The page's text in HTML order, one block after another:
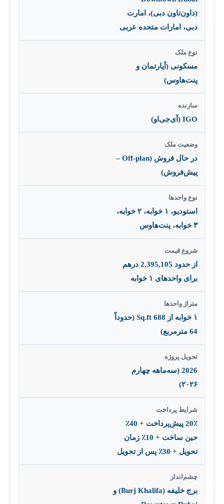
(داون‌تاون دبی)، امارت
دبی، امارات متحده عربی
نوع ملک
مسکونی (آپارتمان و
پنت‌هاوس)
سازنده
IGO (آی‌جی‌او)
وضعیت ملک
در حال فروش (Off-plan –
پیش‌فروش)
نوع واحدها
استودیو، ۱ خوابه، ۲ خوابه،
شروع قیمت
از حدود 2,395,105 درهم
برای واحدهای ۱ خوابه
متراژ واحدها
۱ خوابه از 688 Sq.ft (حدوداً
64 مترمربع)
تحویل پروژه
2026 (سه‌ماهه چهارم
۲۰۲۶)
شرایط پرداخت
20٪ پیش‌پرداخت + 40٪
حین ساخت + 10٪ زمان
تحویل + 30٪ پس از تحویل
چشم‌انداز
برج خلیفه (Burj Khalifa) و